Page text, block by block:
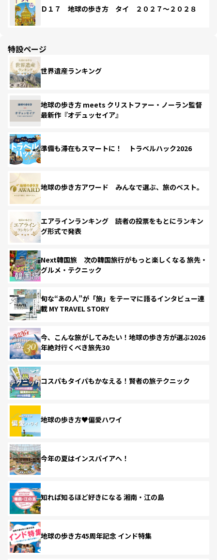
Ｄ１７ 地球の歩き方 タイ ２０２７～２０２８
特設ページ
世界遺産ランキング
地球の歩き方 meets クリストファー・ノーラン監督
最新作『オデュッセイア』
準備も滞在もスマートに！ トラベルハック2026
地球の歩き方アワード みんなで選ぶ、旅のベスト。
エアラインランキング 読者の投票をもとにランキン
グ形式で発表
Next韓国旅 次の韓国旅行がもっと楽しくなる 旅先・
グルメ・テクニック
旬な“あの人”が「旅」をテーマに語るインタビュー連
載 MY TRAVEL STORY
今、こんな旅がしてみたい！地球の歩き方が選ぶ2026
年絶対行くべき旅先30
コスパもタイパもかなえる！賢者の旅テクニック
地球の歩き方♥偏愛ハワイ
今年の夏はインスパイアへ！
知れば知るほど好きになる 湘南・江の島
地球の歩き方45周年記念 インド特集